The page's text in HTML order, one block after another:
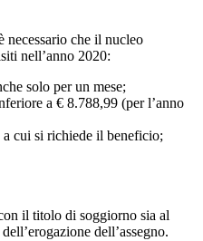
necessario che il nucleo
nell’anno 2020:
solo per un mese;
a € 8.788,99 (per l’anno
a cui si richiede il beneficio;
il titolo di soggiorno sia al
dell’assegno.